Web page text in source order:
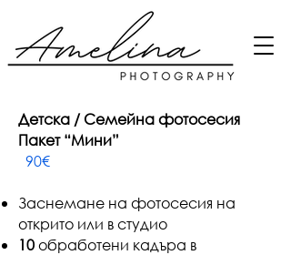
Детска / Семейна фотосесия
Пакет “Мини”
90€
Заснемане на фотосесия на
открито или в студио
10обработени кадъра в